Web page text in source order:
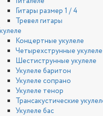
Гитары размер 1 / 4
Тревел гитары
Концертные укулеле
Четырехструнные укулеле
Шестиструнные укулеле
Укулеле баритон
Укулеле сопрано
Укулеле тенор
Трансакустические
Укулеле бас